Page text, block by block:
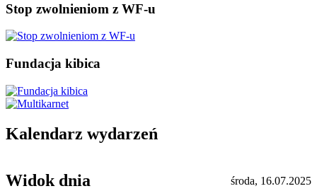
Stop zwolnieniom z WF-u
Fundacja kibica
Kalendarz wydarzeń
Widok dnia środa, 16.07.2025